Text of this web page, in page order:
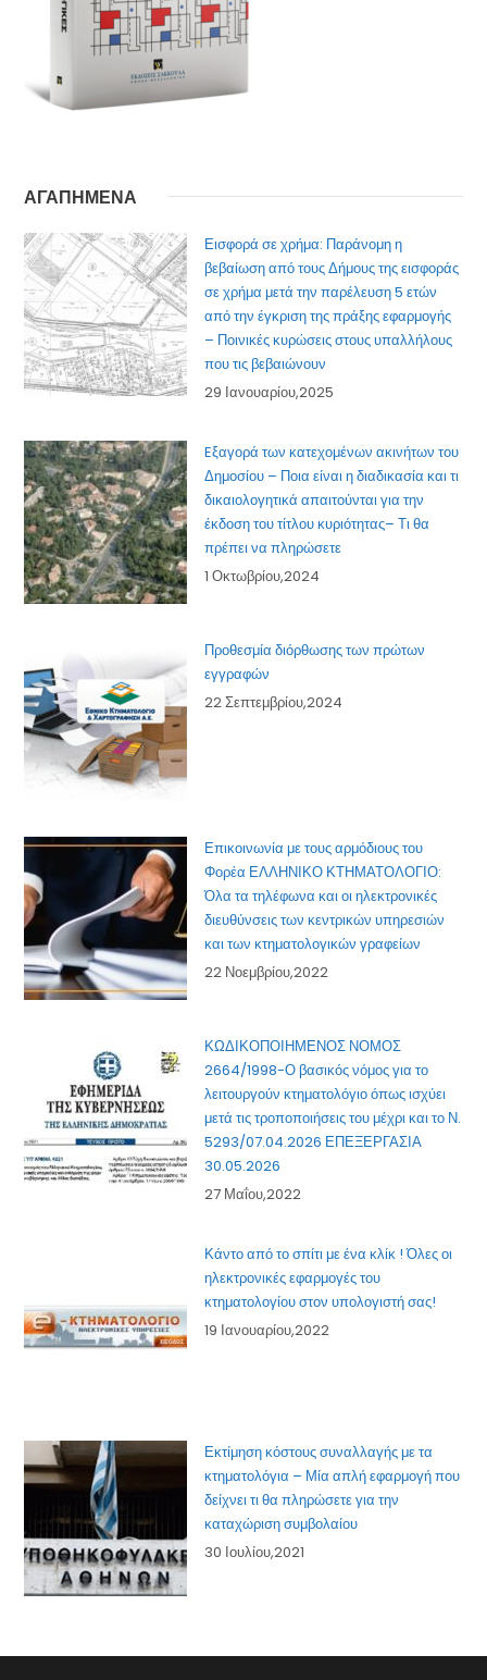
ΑΓΑΠΗΜΕΝΑ
Εισφορά σε χρήμα: Παράνομη η
βεβαίωση από τους Δήμους της εισφοράς
σε χρήμα μετά την παρέλευση 5 ετών
από την έγκριση της πράξης εφαρμογής
– Ποινικές κυρώσεις στους υπαλλήλους
που τις βεβαιώνουν
29 Ιανουαρίου,2025
Eξαγορά των κατεχομένων ακινήτων του
Δημοσίου – Ποια είναι η διαδικασία και τι
δικαιολογητικά απαιτούνται για την
έκδοση του τίτλου κυριότητας– Τι θα
πρέπει να πληρώσετε
1 Οκτωβρίου,2024
Προθεσμία διόρθωσης των πρώτων
εγγραφών
22 Σεπτεμβρίου,2024
Επικοινωνία με τους αρμόδιους του
Φορέα ΕΛΛΗΝΙΚΟ ΚΤΗΜΑΤΟΛΟΓΙΟ:
Όλα τα τηλέφωνα και οι ηλεκτρονικές
διευθύνσεις των κεντρικών υπηρεσιών
και των κτηματολογικών γραφείων
22 Νοεμβρίου,2022
ΚΩΔΙΚΟΠΟΙΗΜΕΝΟΣ ΝΟΜΟΣ
2664/1998-Ο βασικός νόμος για το
λειτουργούν κτηματολόγιο όπως ισχύει
μετά τις τροποποιήσεις του μέχρι και το Ν.
5293/07.04.2026 ΕΠΕΞΕΡΓΑΣΙΑ
30.05.2026
27 Μαΐου,2022
Κάντο από το σπίτι με ένα κλίκ ! Όλες οι
ηλεκτρονικές εφαρμογές του
κτηματολογίου στον υπολογιστή σας!
19 Ιανουαρίου,2022
Εκτίμηση κόστους συναλλαγής με τα
κτηματολόγια – Μία απλή εφαρμογή που
δείχνει τι θα πληρώσετε για την
καταχώριση συμβολαίου
30 Ιουλίου,2021